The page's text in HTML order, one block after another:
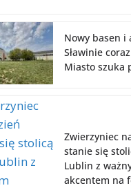
Nowy basen i
Sławinie
Miasto szuka
Zwierzyniec
stanie się
Lublin z
akcentem na